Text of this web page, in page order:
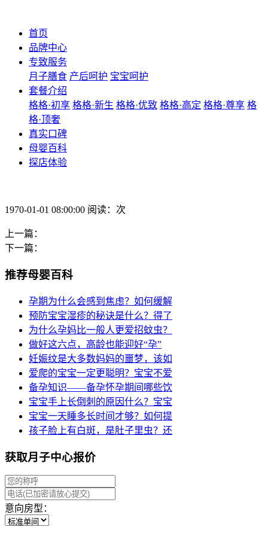
首页
品牌中心
专致服务
月子膳食 产后呵护 宝宝呵护
套餐介绍
格格·初享 格格·新生 格格·优致 格格·高定 格格·尊享 格
格·顶奢
真实口碑
母婴百科
探店体验
1970-01-01 08:00:00 阅读：次
上一篇：
下一篇：
推荐母婴百科
孕期为什么会感到焦虑？如何缓解
预防宝宝湿疹的秘诀是什么？得了
为什么孕妈比一般人更爱招蚊虫？
做好这六点，高龄也能迎好“孕”
妊娠纹是大多数妈妈的噩梦，该如
爱爬的宝宝一定更聪明？宝宝不爱
备孕知识——备孕怀孕期间哪些饮
宝宝手上长倒刺的原因什么？宝宝
宝宝一天睡多长时间才够？如何提
孩子脸上有白斑，是肚子里虫？还
获取月子中心报价
意向房型：